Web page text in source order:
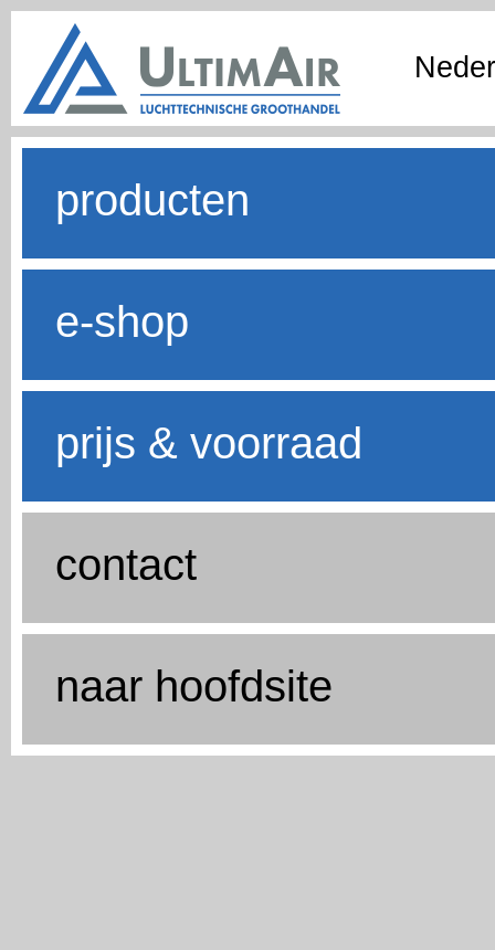
producten
e-shop
prijs & voorraad
contact
naar hoofdsite